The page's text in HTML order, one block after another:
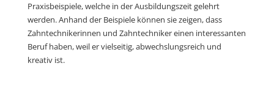
Praxisbeispiele, welche in der Ausbildungszeit gelehrt
werden. Anhand der Beispiele können sie zeigen, dass
Zahntechnikerinnen und Zahntechniker einen interessanten
Beruf haben, weil er vielseitig, abwechslungsreich und
kreativ ist.